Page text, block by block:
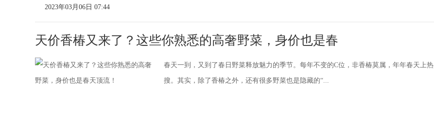
2023年03月06日 07:44
天价香椿又来了？这些你熟悉的高奢野菜，身价也是春
春天一到，又到了春日野菜释放魅力的季节。每年不变的C位，非香椿莫属，年年春天上热
搜。其实，除了香椿之外，还有很多野菜也是隐藏的“...